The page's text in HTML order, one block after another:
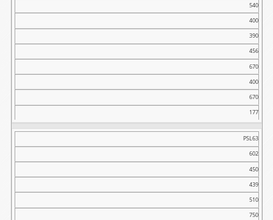
540
400
390
456
670
400
670
177
PSL63
602
450
439
510
750